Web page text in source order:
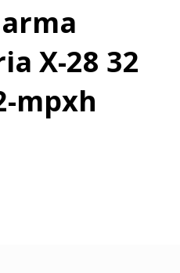
X-28 32
mpxh